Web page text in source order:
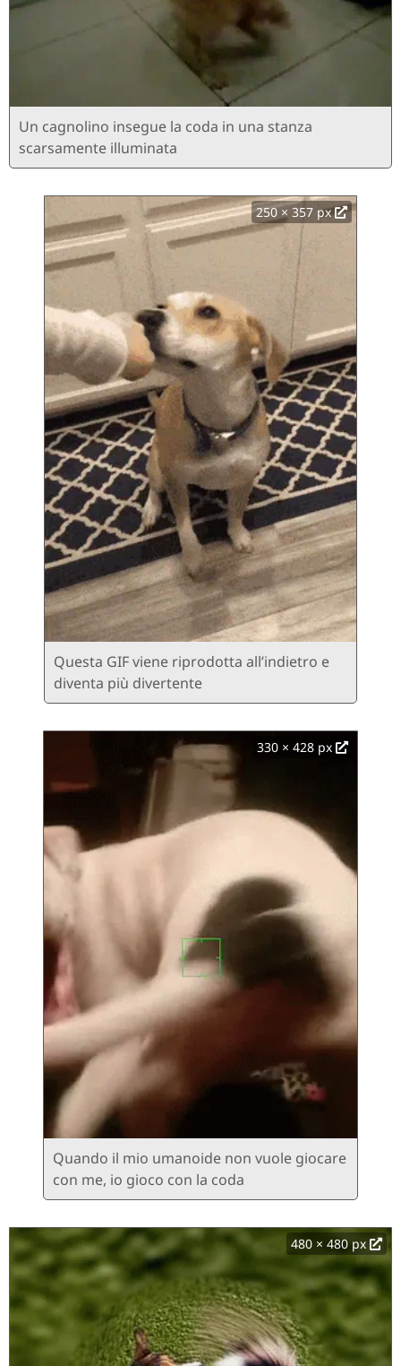
Un cagnolino insegue la coda in una stanza
scarsamente illuminata
250 × 357 px
Questa GIF viene riprodotta all’indietro e
diventa più divertente
330 × 428 px
Quando il mio umanoide non vuole giocare
con me, io gioco con la coda
480 × 480 px